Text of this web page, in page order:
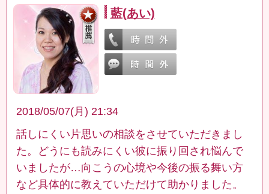
藍(あい)
2018/05/07(月) 21:34
話しにくい片思いの相談をさせていただきまし
た。どうにも読みにくい彼に振り回され悩んで
いましたが…向こうの心境や今後の振る舞い方
など具体的に教えていただけて助かりました。